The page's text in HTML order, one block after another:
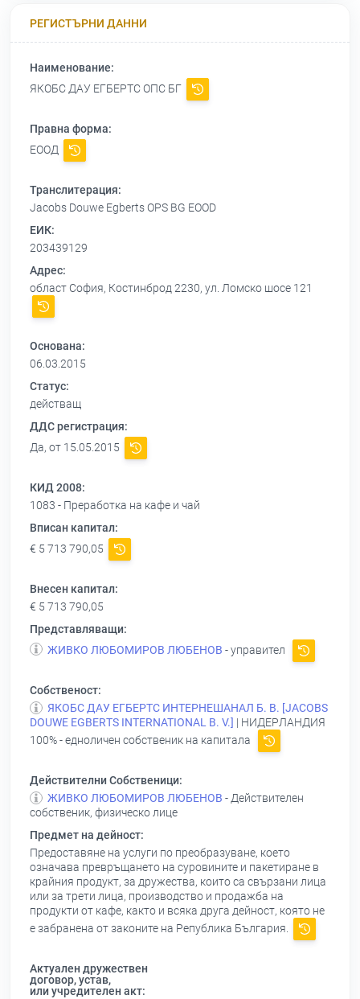
РЕГИСТЪРНИ ДАННИ
Наименование:
ЯКОБС ДАУ ЕГБЕРТС ОПС БГ
Правна форма:
ЕООД
Транслитерация:
Jacobs Douwe Egberts OPS BG EOOD
ЕИК:
203439129
Адрес:
област София, Костинброд 2230, ул. Ломско шосе 121
Основана:
06.03.2015
Статус:
действащ
ДДС регистрация:
Да, от 15.05.2015
КИД 2008:
1083 - Преработка на кафе и чай
Вписан капитал:
€ 5 713 790,05
Внесен капитал:
€ 5 713 790,05
Представляващи:
ЖИВКО ЛЮБОМИРОВ ЛЮБЕНОВ - управител
Собственост:
ЯКОБС ДАУ ЕГБЕРТС ИНТЕРНЕШАНАЛ Б. В. [JАСОВS
DОUWЕ ЕGВЕRТS INTERNATIONAL В. V.] | НИДЕРЛАНДИЯ
100% - едноличен собственик на капитала
Действителни Собственици:
ЖИВКО ЛЮБОМИРОВ ЛЮБЕНОВ - Действителен
собственик, физическо лице
Предмет на дейност:
Предоставяне на услуги по преобразуване, което
означава превръщането на суровините и пакетиране в
крайния продукт, за дружества, които са свързани лица
или за трети лица, производство и продажба на
продукти от кафе, както и всяка друга дейност, която не
е забранена от законите на Република България.
Актуален дружествен
договор, устав,
или учредителен акт: